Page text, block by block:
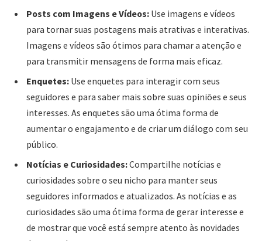
Posts com Imagens e Vídeos: Use imagens e vídeos
para tornar suas postagens mais atrativas e interativas.
Imagens e vídeos são ótimos para chamar a atenção e
para transmitir mensagens de forma mais eficaz.
Enquetes: Use enquetes para interagir com seus
seguidores e para saber mais sobre suas opiniões e seus
interesses. As enquetes são uma ótima forma de
aumentar o engajamento e de criar um diálogo com seu
público.
Notícias e Curiosidades:Compartilhe notícias e
curiosidades sobre o seu nicho para manter seus
seguidores informados e atualizados. As notícias e as
curiosidades são uma ótima forma de gerar interesse e
de mostrar que você está sempre atento às novidades